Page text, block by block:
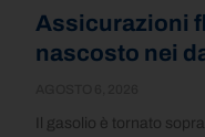
Assicurazioni
nascosto nei
Il gasolio è tornato